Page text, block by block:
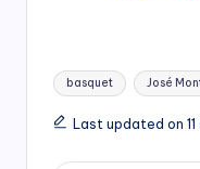
Tags:
basquet José
Last updated on